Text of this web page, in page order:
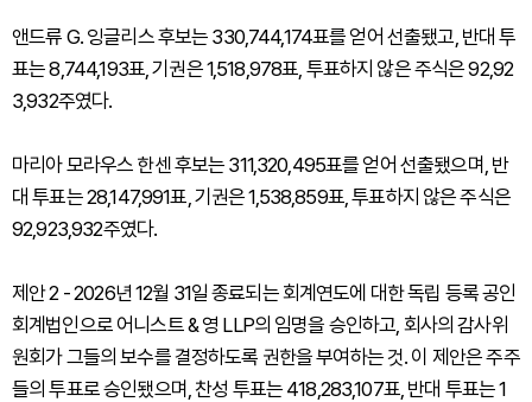
앤드류 G. 잉글리스 후보는 330,744,174표를 얻어 선출됐고, 반대 투
표는 8,744,193표, 기권은 1,518,978표, 투표하지 않은 주식은 92,92
3,932주였다.
마리아 모라우스 한센 후보는 311,320,495표를 얻어 선출됐으며, 반
대 투표는 28,147,991표, 기권은 1,538,859표, 투표하지 않은 주식은
92,923,932주였다.
제안 2 - 2026년 12월 31일 종료되는 회계연도에 대한 독립 등록 공인
회계법인으로 어니스트 & 영 LLP의 임명을 승인하고, 회사의 감사위
원회가 그들의 보수를 결정하도록 권한을 부여하는 것. 이 제안은 주주
들의 투표로 승인됐으며, 찬성 투표는 418,283,107표, 반대 투표는 1